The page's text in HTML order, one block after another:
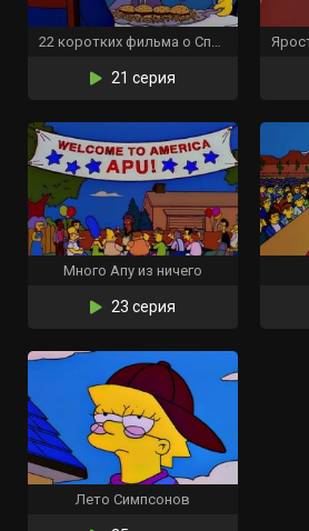
22 коротких фильма о Спрингфилде
21 серия
Много Апу из ничего
23 серия
Лето Симпсонов